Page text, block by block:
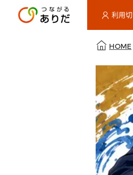
利用
選択す
HOME